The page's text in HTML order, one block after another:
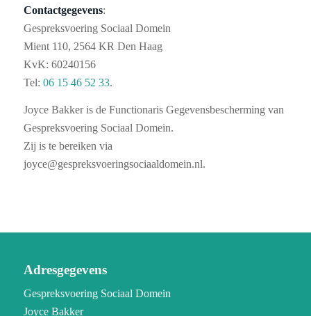
Contactgegevens:
Gespreksvoering Sociaal Domein
Mient 110, 2564 KR Den Haag
KvK: 60240156
Tel: 06 15 46 52 33.
Joyce Bakker is de Functionaris Gegevensbescherming van
Gespreksvoering Sociaal Domein.
Zij is te bereiken via
joyce@gespreksvoeringsociaaldomein.nl.
Adresgegevens
Gespreksvoering Sociaal Domein
Joyce Bakker